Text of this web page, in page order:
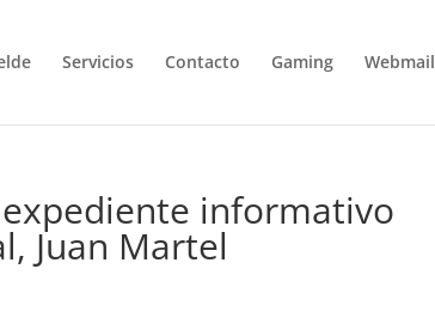
Servicios Contacto Gaming Webmail
informativo
Juan Martel